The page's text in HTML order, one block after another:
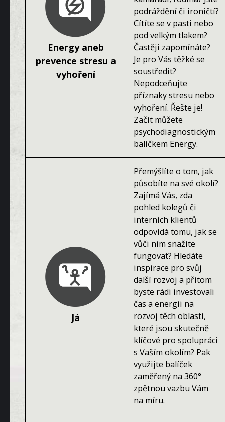
Energy aneb
prevence stresu a
vyhoření
podráždění či ironičtí?
Cítíte se v pasti nebo
pod velkým tlakem?
Častěji zapomínáte?
Je pro Vás těžké se
soustředit?
Nepodceňujte
příznaky stresu nebo
vyhoření. Řešte je!
Začít můžete
psychodiagnostickým
balíčkem Energy.
Já
Přemýšlíte o tom, jak
působíte na své okolí?
Zajímá Vás, zda
pohled kolegů či
interních klientů
odpovídá tomu, jak se
vůči nim snažíte
fungovat? Hledáte
inspirace pro svůj
další rozvoj a přitom
byste rádi investovali
čas a energii na
rozvoj těch oblastí,
které jsou skutečně
klíčové pro spolupráci
s Vaším okolím? Pak
využijte balíček
zaměřený na 360°
zpětnou vazbu Vám
na míru.